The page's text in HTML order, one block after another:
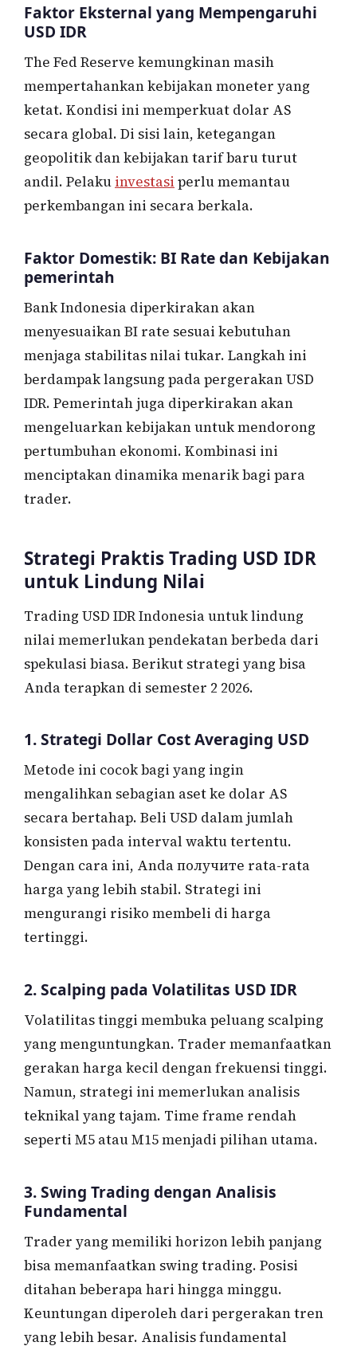
Faktor Eksternal yang Mempengaruhi
USD IDR
The Fed Reserve kemungkinan masih
mempertahankan kebijakan moneter yang
ketat. Kondisi ini memperkuat dolar AS
secara global. Di sisi lain, ketegangan
geopolitik dan kebijakan tarif baru turut
andil. Pelaku investasi perlu memantau
perkembangan ini secara berkala.
Faktor Domestik: BI Rate dan Kebijakan
pemerintah
Bank Indonesia diperkirakan akan
menyesuaikan BI rate sesuai kebutuhan
menjaga stabilitas nilai tukar. Langkah ini
berdampak langsung pada pergerakan USD
IDR. Pemerintah juga diperkirakan akan
mengeluarkan kebijakan untuk mendorong
pertumbuhan ekonomi. Kombinasi ini
menciptakan dinamika menarik bagi para
trader.
Strategi Praktis Trading USD IDR
untuk Lindung Nilai
Trading USD IDR Indonesia untuk lindung
nilai memerlukan pendekatan berbeda dari
spekulasi biasa. Berikut strategi yang bisa
Anda terapkan di semester 2 2026.
1. Strategi Dollar Cost Averaging USD
Metode ini cocok bagi yang ingin
mengalihkan sebagian aset ke dolar AS
secara bertahap. Beli USD dalam jumlah
konsisten pada interval waktu tertentu.
Dengan cara ini, Anda получите rata-rata
harga yang lebih stabil. Strategi ini
mengurangi risiko membeli di harga
tertinggi.
2. Scalping pada Volatilitas USD IDR
Volatilitas tinggi membuka peluang scalping
yang menguntungkan. Trader memanfaatkan
gerakan harga kecil dengan frekuensi tinggi.
Namun, strategi ini memerlukan analisis
teknikal yang tajam. Time frame rendah
seperti M5 atau M15 menjadi pilihan utama.
3. Swing Trading dengan Analisis
Fundamental
Trader yang memiliki horizon lebih panjang
bisa memanfaatkan swing trading. Posisi
ditahan beberapa hari hingga minggu.
Keuntungan diperoleh dari pergerakan tren
yang lebih besar. Analisis fundamental